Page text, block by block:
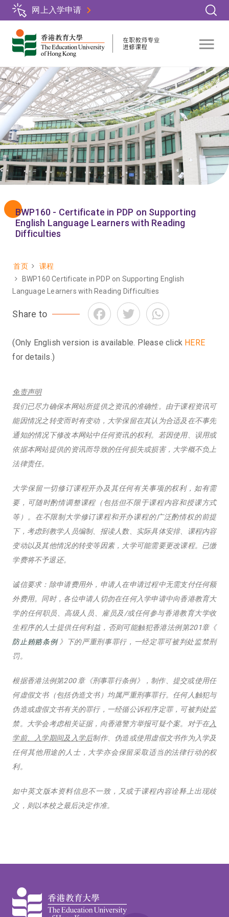
容
网上入学申请
BWP160 - Certificate in PDP on Supporting
English Language Learners with Reading
Difficulties
面
包
首页
课程
BWP160 Certificate in PDP on Supporting English
Language Learners with Reading Difficulties
Share to FacebookTwitter
(Only English version is available. Please click HERE
for details.)
免责声明
我们已尽力确保本网站所提供之资讯的准确性。由于课程资讯可
能因情况之转变而时有变动，大学保留在其认为合适及在不事先
通知的情况下修改本网站中任何资讯的权利。若因使用、误用或
依据本网站提供的资讯而导致的任何损失或损害，大学概不负上
法律责任。
大学保留一切修订课程开办及其任何有关事项的权利，如有需
要，可随时酌情调整课程（包括但不限于课程内容和授课方式
等）。在不限制大学修订课程和开办课程的广泛酌情权的前提
下，考虑到教学人员编制、报读人数、实际具体安排、课程内容
变动以及其他情况的转变等因素，大学可能需要更改课程。已缴
学费将不予退还。
诚信要求：除申请费用外，申请人在申请过程中无需支付任何额
外费用。同时，各位申请人切勿在任何入学申请中向香港教育大
学的任何职员、高级人员、雇员及/或任何参与香港教育大学收
生程序的人士提供任何利益，否则可能触犯香港法例第201章《
防止贿赂条例》下的严重刑事罪行，一经定罪可被判处监禁刑
罚。
根据香港法例第200 章《刑事罪行条例》，制作、提交或使用任
何虚假文书（包括伪造文书）均属严重刑事罪行。任何人触犯与
伪造或虚假文书有关的罪行，一经循公诉程序定罪，可被判处监
禁。大学会考虑相关证据，向香港警方举报可疑个案。对于在入
学前、入学期间及入学后制作、伪造或使用虚假文书作为入学及
任何其他用途的人士，大学亦会保留采取适当的法律行动的权
利。
如中英文版本资料信息不一致，又或于课程内容诠释上出现歧
义，则以本校之最后决定作准。